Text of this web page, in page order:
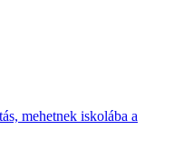
mehetnek iskolába a